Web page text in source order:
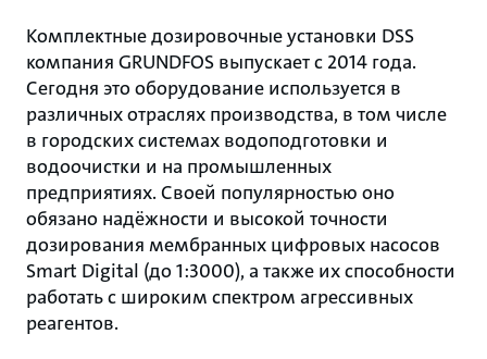
Комплектные дозировочные установки DSS
компания GRUNDFOS выпускает с 2014 года.
Сегодня это оборудование используется в
различных отраслях производства, в том числе
в городских системах водоподготовки и
водоочистки и на промышленных
предприятиях. Своей популярностью оно
обязано надёжности и высокой точности
дозирования мембранных цифровых насосов
Smart Digital (до 1:3000), а также их способности
работать с широким спектром агрессивных
реагентов.